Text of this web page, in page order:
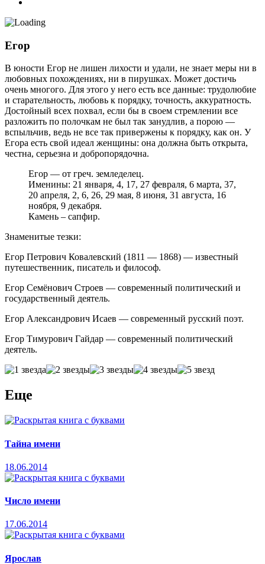
Егор
В юности Егор не лишен лихости и удали, не знает меры ни в
любовных похождениях, ни в пирушках. Может достичь
очень многого. Для этого у него есть все данные: трудолюбие
и старательность, любовь к порядку, точность, аккуратность.
Достойный всех похвал, если бы в своем стремлении все
разложить по полочкам не был так занудлив, а порою —
вспыльчив, ведь не все так привержены к порядку, как он. У
Егора есть свой идеал женщины: она должна быть открыта,
честна, серьезна и добропорядочна.
Егор — от греч. земледелец.
Именины: 21 января, 4, 17, 27 февраля, 6 марта, 37,
20 апреля, 2, 6, 26, 29 мая, 8 июня, 31 августа, 16
ноября, 9 декабря.
Камень – сапфир.
Знаменитые тезки:
Егор Петрович Ковалевский (1811 — 1868) — известный
путешественник, писатель и философ.
Егор Семёнович Строев — современный политический и
государственный деятель.
Егор Александрович Исаев — современный русский поэт.
Егор Тимурович Гайдар — современный политический
деятель.
Еще
Тайна имени
18.06.2014
Число имени
17.06.2014
Ярослав